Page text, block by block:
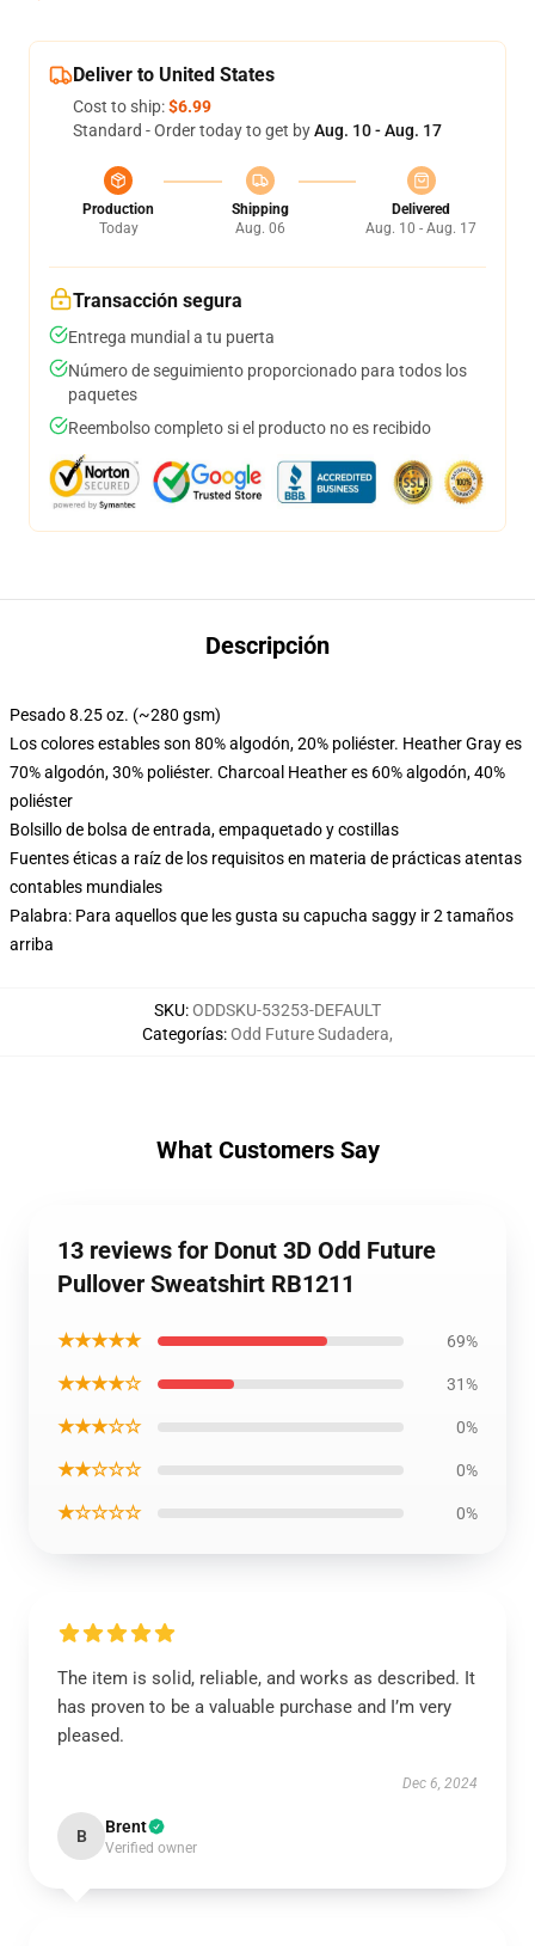
Deliver to United States
Cost to ship:$6.99
Standard - Order today to get byAug. 10 - Aug. 17
Production
Today
Shipping
Aug. 06
Delivered
Aug. 10 - Aug. 17
Transacción segura
Entrega mundial a tu puerta
Número de seguimiento proporcionado para todos los
paquetes
Reembolso completo si el producto no es recibido
Descripción
Pesado 8.25 oz. (~280 gsm)
Los colores estables son 80% algodón, 20% poliéster. Heather Gray es
70% algodón, 30% poliéster. Charcoal Heather es 60% algodón, 40%
poliéster
Bolsillo de bolsa de entrada, empaquetado y costillas
Fuentes éticas a raíz de los requisitos en materia de prácticas atentas
contables mundiales
Palabra: Para aquellos que les gusta su capucha saggy ir 2 tamaños
arriba
SKU:ODDSKU-53253-DEFAULT
Categorías:Odd Future Sudadera,
What Customers Say
13 reviews for Donut 3D Odd Future
Pullover Sweatshirt RB1211
★★★★★ 69%
★★★★☆ 31%
★★★☆☆ 0%
★★☆☆☆ 0%
★☆☆☆☆ 0%
The item is solid, reliable, and works as described. It
has proven to be a valuable purchase and I’m very
pleased.
Dec 6, 2024
B Brent
Verified owner